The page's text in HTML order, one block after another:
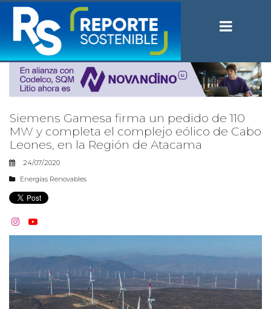
Siemens Gamesa firma un pedido de 110
MW y completa el complejo eólico de Cabo
Leones, en la Región de Atacama
24/07/2020
Energías Renovables
 